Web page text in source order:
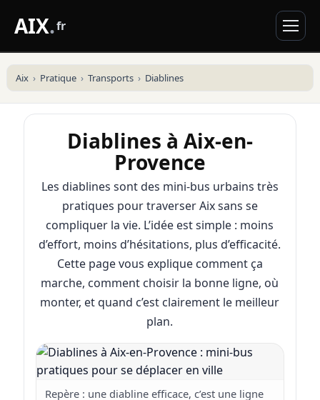
AIX.fr
Aix Pratique Transports Diablines
Diablines à Aix-en-
Provence
Les diablines sont des mini-bus urbains très
pratiques pour traverser Aix sans se
compliquer la vie. L’idée est simple : moins
d’effort, moins d’hésitations, plus d’efficacité.
Cette page vous explique comment ça
marche, comment choisir la bonne ligne, où
monter, et quand c’est clairement le meilleur
plan.
Repère : une diabline efficace, c’est une ligne